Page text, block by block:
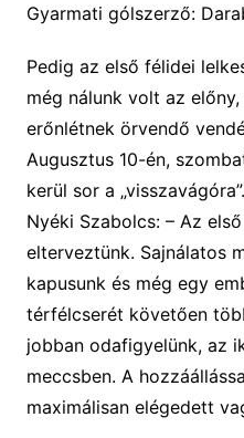
Gyarmati gólszerző:
Pedig az első félidei
még nálunk volt az
erőnlétnek örvendő
Augusztus 10-én,
kerül sor a „visszavágóra”.
Nyéki Szabolcs: – Az
elterveztünk. Sajnálatos
kapusunk és még egy
térfélcserét követően
jobban odafigyelünk, az
meccsben. A
maximálisan elégedett